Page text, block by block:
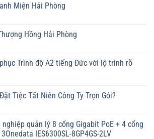
Miện Hải Phòng
Hồng Hải Phòng
Trình độ A2 tiếng Đức với lộ trình rõ
Tiệc Tất Niên Công Ty Trọn Gói?
nghiệp quản lý 8 cổng Gigabit PoE + 4 cổng
IES6300SL-8GP4GS-2LV